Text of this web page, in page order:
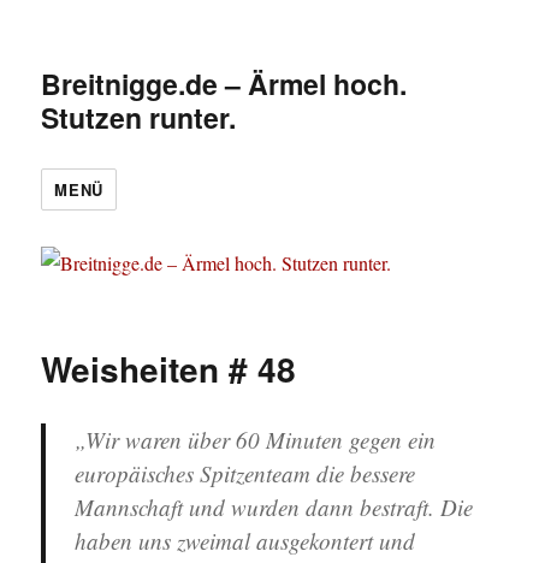
Breitnigge.de – Ärmel hoch.
Stutzen runter.
MENÜ
Weisheiten # 48
„Wir waren über 60 Minuten gegen ein
europäisches Spitzenteam die bessere
Mannschaft und wurden dann bestraft. Die
haben uns zweimal ausgekontert und